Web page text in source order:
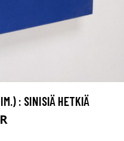
: SINISIÄ HETKIÄ